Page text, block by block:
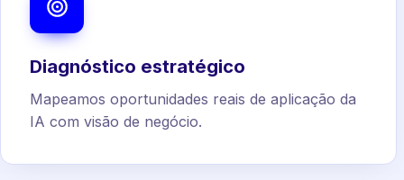
Diagnóstico estratégico
Mapeamos oportunidades reais de aplicação da
IA com visão de negócio.